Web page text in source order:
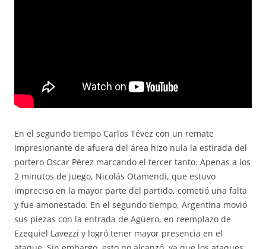
En el segundo tiempo Carlos Tévez con un remate
impresionante de afuera del área hizo nula la estirada del
portero Oscar Pérez marcando el tercer tanto. Apenas a los
2 minutos de juego, Nicolás Otamendi, que estuvo
impreciso en la mayor parte del partido, cometió una falta
y fue amonestado. En el segundo tiempo, Argentina movió
sus piezas con la entrada de Agüero, en reemplazo de
Ezequiel Lavezzi y logró tener mayor presencia en el